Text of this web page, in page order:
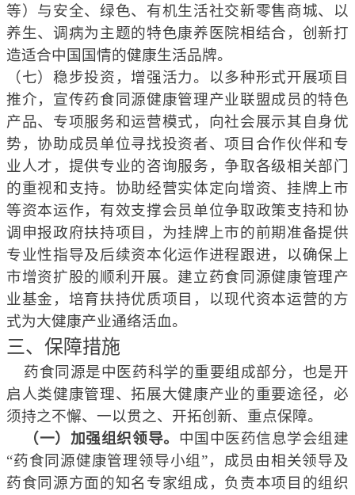
等）与安全、绿色、有机生活社交新零售商城、以
养生、调病为主题的特色康养医院相结合，创新打
造适合中国国情的健康生活品牌。
（七）稳步投资，增强活力。以多种形式开展项目
推介，宣传药食同源健康管理产业联盟成员的特色
产品、专项服务和运营模式，向社会展示其自身优
势，协助成员单位寻找投资者、项目合作伙伴和专
业人才，提供专业的咨询服务，争取各级相关部门
的重视和支持。协助经营实体定向增资、挂牌上市
等资本运作，有效支撑会员单位争取政策支持和协
调申报政府扶持项目，为挂牌上市的前期准备提供
专业性指导及后续资本化运作进程跟进，以确保上
市增资扩股的顺利开展。建立药食同源健康管理产
业基金，培育扶持优质项目，以现代资本运营的方
式为大健康产业通络活血。
三、保障措施
药食同源是中医药科学的重要组成部分，也是开
启人类健康管理、拓展大健康产业的重要途径，必
须持之不懈、一以贯之、开拓创新、重点保障。
（一） 加强组织领导。 中国中医药信息学会组建
“药食同源健康管理领导小组”，成员 由相关领导及
药食同源方面的知名专家组成， 负责本项目的组织